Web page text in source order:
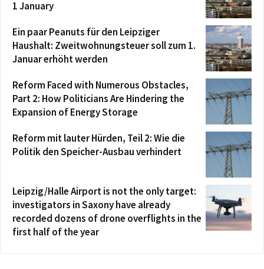
1 January
Ein paar Peanuts für den Leipziger
Haushalt: Zweitwohnungsteuer soll zum 1.
Januar erhöht werden
Reform Faced with Numerous Obstacles,
Part 2: How Politicians Are Hindering the
Expansion of Energy Storage
Reform mit lauter Hürden, Teil 2: Wie die
Politik den Speicher-Ausbau verhindert
Leipzig/Halle Airport is not the only target:
investigators in Saxony have already
recorded dozens of drone overflights in the
first half of the year